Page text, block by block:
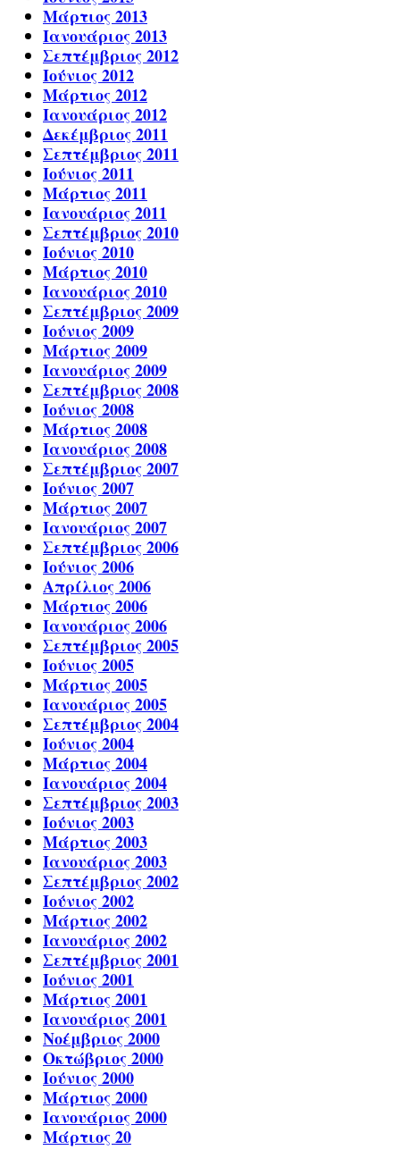
Μάρτιος 2013
Ιανουάριος 2013
Σεπτέμβριος 2012
Ιούνιος 2012
Μάρτιος 2012
Ιανουάριος 2012
Δεκέμβριος 2011
Σεπτέμβριος 2011
Ιούνιος 2011
Μάρτιος 2011
Ιανουάριος 2011
Σεπτέμβριος 2010
Ιούνιος 2010
Μάρτιος 2010
Ιανουάριος 2010
Σεπτέμβριος 2009
Ιούνιος 2009
Μάρτιος 2009
Ιανουάριος 2009
Σεπτέμβριος 2008
Ιούνιος 2008
Μάρτιος 2008
Ιανουάριος 2008
Σεπτέμβριος 2007
Ιούνιος 2007
Μάρτιος 2007
Ιανουάριος 2007
Σεπτέμβριος 2006
Ιούνιος 2006
Απρίλιος 2006
Μάρτιος 2006
Ιανουάριος 2006
Σεπτέμβριος 2005
Ιούνιος 2005
Μάρτιος 2005
Ιανουάριος 2005
Σεπτέμβριος 2004
Ιούνιος 2004
Μάρτιος 2004
Ιανουάριος 2004
Σεπτέμβριος 2003
Ιούνιος 2003
Μάρτιος 2003
Ιανουάριος 2003
Σεπτέμβριος 2002
Ιούνιος 2002
Μάρτιος 2002
Ιανουάριος 2002
Σεπτέμβριος 2001
Ιούνιος 2001
Μάρτιος 2001
Ιανουάριος 2001
Νοέμβριος 2000
Οκτώβριος 2000
Ιούνιος 2000
Μάρτιος 2000
Ιανουάριος 2000
Μάρτιος 20